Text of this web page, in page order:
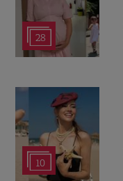
28
10